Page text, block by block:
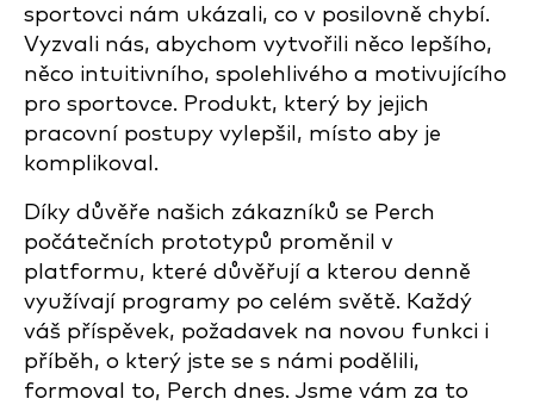
sportovci nám ukázali, co v posilovně chybí.
Vyzvali nás, abychom vytvořili něco lepšího,
něco intuitivního, spolehlivého a motivujícího
pro sportovce. Produkt, který by jejich
pracovní postupy vylepšil, místo aby je
komplikoval.
Díky důvěře našich zákazníků se Perch
počátečních prototypů proměnil v
platformu, které důvěřují a kterou denně
využívají programy po celém světě. Každý
váš příspěvek, požadavek na novou funkci i
příběh, o který jste se s námi podělili,
formoval to, Perch dnes. Jsme vám za to